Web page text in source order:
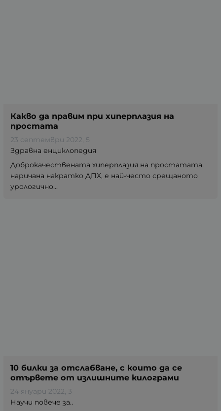
Какво да правим при хиперплазия на
простата
23 септември 2022, 5
Здравна енциклопедия
Доброкачествената хиперплазия на простатата,
наричана накратко ДПХ, е най-често срещаното
урологично...
10 билки за отслабване, с които да се
отървете от излишните килограми
24 януари 2022, 3
Научи повече за..